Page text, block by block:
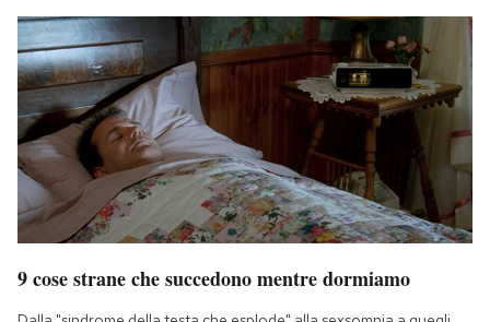
9 cose strane che succedono mentre dormiamo